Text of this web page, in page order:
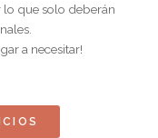
lo que solo deberán
a necesitar!